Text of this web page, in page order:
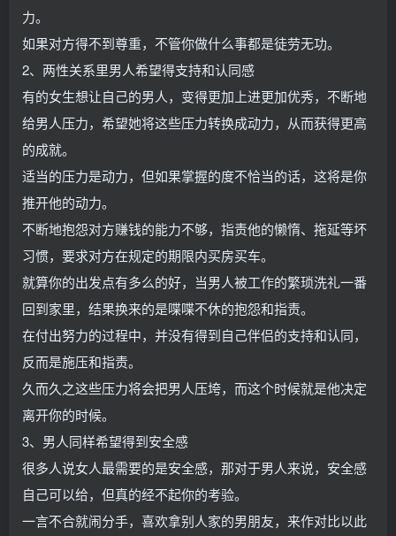
力。
如果对方得不到尊重，不管你做什么事都是徒劳无功。
2、两性关系里男人希望得支持和认同感
有的女生想让自己的男人，变得更加上进更加优秀，不断地
给男人压力，希望她将这些压力转换成动力，从而获得更高
的成就。
适当的压力是动力，但如果掌握的度不恰当的话，这将是你
推开他的动力。
不断地抱怨对方赚钱的能力不够，指责他的懒惰、拖延等坏
习惯，要求对方在规定的期限内买房买车。
就算你的出发点有多么的好，当男人被工作的繁琐洗礼一番
回到家里，结果换来的是喋喋不休的抱怨和指责。
在付出努力的过程中，并没有得到自己伴侣的支持和认同，
反而是施压和指责。
久而久之这些压力将会把男人压垮，而这个时候就是他决定
离开你的时候。
3、男人同样希望得到安全感
很多人说女人最需要的是安全感，那对于男人来说，安全感
自己可以给，但真的经不起你的考验。
一言不合就闹分手，喜欢拿别人家的男朋友，来作对比以此